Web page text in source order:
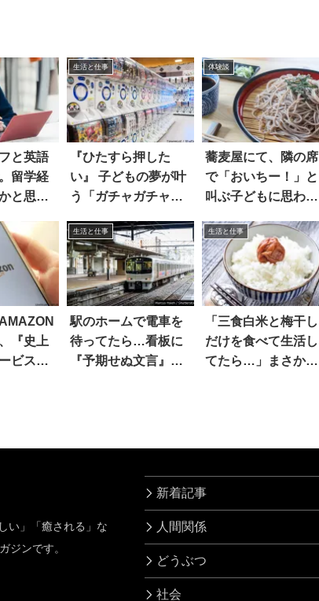
と英語
留学経
と思っ
生活と仕事
『ひたすら押した
い』 子どもの夢が叶
う「ガチャガチャ」
体験談
蕎麦屋にて、隣の席
で「おいちー！」と
叫ぶ子どもに思わ
『史上
ビス』
生活と仕事
駅のホームで電車を
待ってたら…看板に
『予期せぬ文言』が
生活と仕事
「三食白米と梅干し
だけを食べて生活し
てたら…」まさかの
い」「癒される」な
ジンです。
新着記事
人間関係
どうぶつ
社会